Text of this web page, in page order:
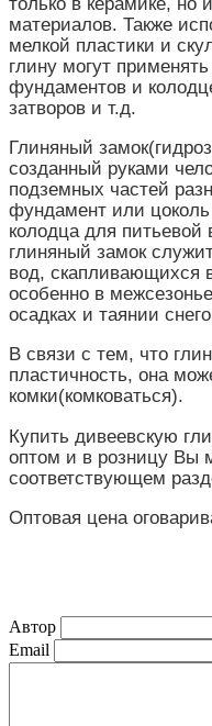
материалов. Также
мелкой пластики и
глину могут
фундаментов и
затворов и т.д.
Глиняный
созданный руками
подземных частей
фундамент или
колодца для питьевой
глиняный замок
вод, скапливающихся
особенно в
осадках и таянии
В связи с тем, что
пластичность, она
комки(комковаться).
Купить дивеевскую
оптом и в розницу Вы
соответствующем
Оптовая цена
Автор
Email